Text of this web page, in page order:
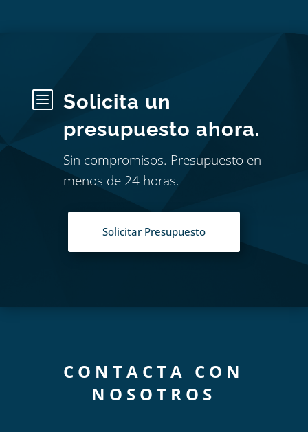
b
Solicita un
presupuesto ahora.
Sin compromisos. Presupuesto en
menos de 24 horas.
Solicitar Presupuesto
CONTACTA CON
NOSOTROS